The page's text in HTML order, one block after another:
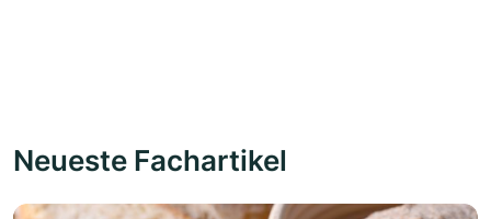
Neueste Fachartikel